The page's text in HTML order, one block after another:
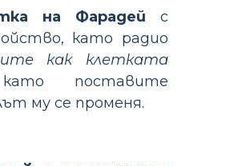
на Фарадей с
като радио
как клетката
поставите
му се променя.